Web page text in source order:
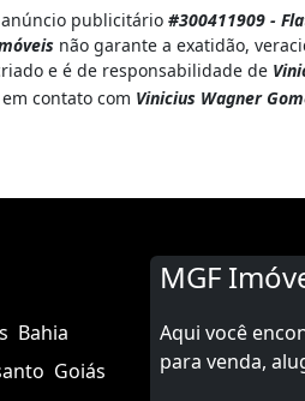
publicitário #300411909 -
não garante a exatidão,
e é de responsabilidade de
contato com Vinicius Wagner
Bahia
Goiás
MGF
Aqui você
para venda,